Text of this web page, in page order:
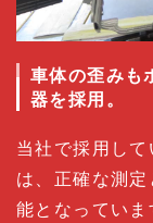
車体の歪みも
器を採用。
当社で採用し
は、正確な測
能となっていま